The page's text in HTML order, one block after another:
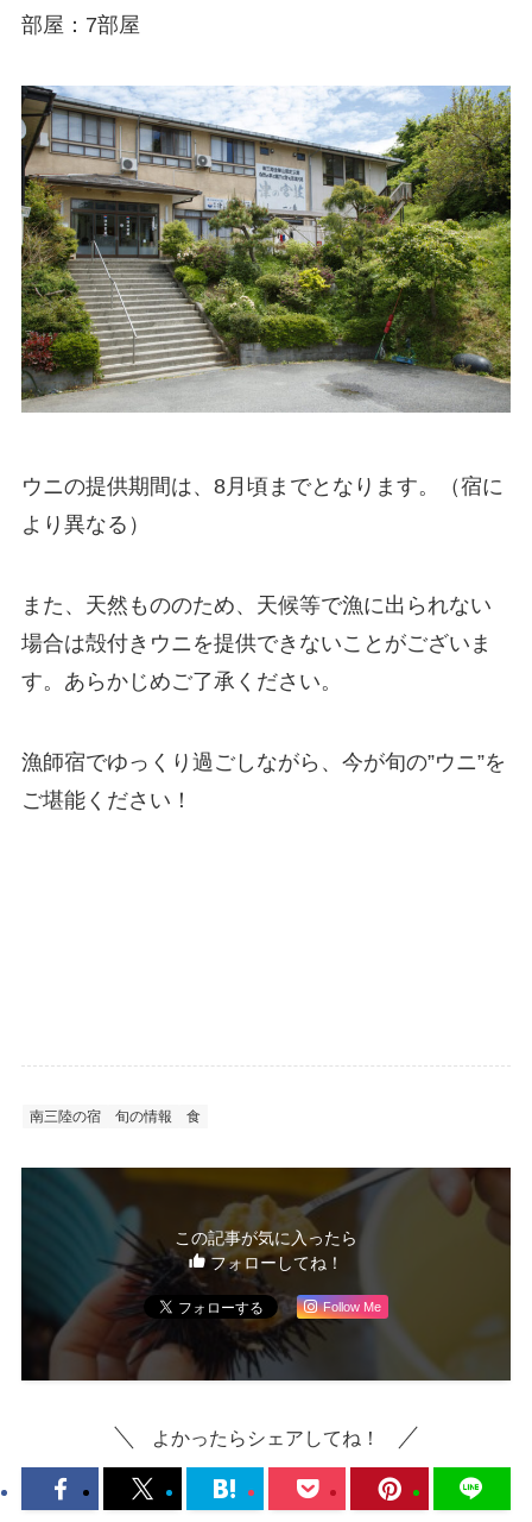
部屋：7部屋
ウニの提供期間は、8月頃までとなります。（宿に
より異なる）
また、天然もののため、天候等で漁に出られない
場合は殻付きウニを提供できないことがございま
す。あらかじめご了承ください。
漁師宿でゆっくり過ごしながら、今が旬の”ウニ”を
ご堪能ください！
南三陸の宿 旬の情報 食
この記事が気に入ったら
フォローしてね！
Follow Me
よかったらシェアしてね！